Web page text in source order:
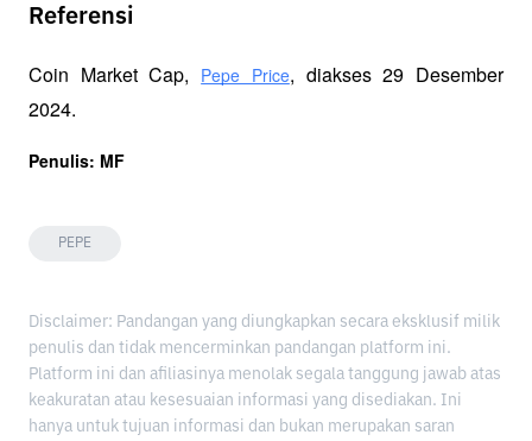
Referensi
Coin Market Cap, Pepe Price, diakses 29 Desember
2024.
Penulis: MF
PEPE
Disclaimer: Pandangan yang diungkapkan secara eksklusif milik
penulis dan tidak mencerminkan pandangan platform ini.
Platform ini dan afiliasinya menolak segala tanggung jawab atas
keakuratan atau kesesuaian informasi yang disediakan. Ini
hanya untuk tujuan informasi dan bukan merupakan saran